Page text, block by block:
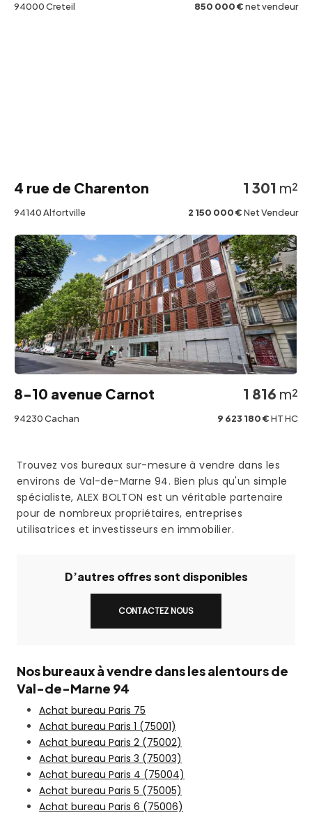
94000 Creteil 850 000 €net vendeur
4 rue de Charenton
94140 Alfortville
1 301 m²
2 150 000 €Net Vendeur
8-10 avenue Carnot
94230 Cachan
1 816 m²
9 623 180 €HT HC
Trouvez vos bureaux sur-mesure à vendre dans les
environs de Val-de-Marne 94. Bien plus qu'un simple
spécialiste, ALEX BOLTON est un véritable partenaire
pour de nombreux propriétaires, entreprises
utilisatrices et investisseurs en immobilier.
D’autres offres sont disponibles
CONTACTEZ NOUS
Nos bureaux à vendre dans les alentours de
Val-de-Marne 94
Achat bureau Paris 75
Achat bureau Paris 1 (75001)
Achat bureau Paris 2 (75002)
Achat bureau Paris 3 (75003)
Achat bureau Paris 4 (75004)
Achat bureau Paris 5 (75005)
Achat bureau Paris 6 (75006)